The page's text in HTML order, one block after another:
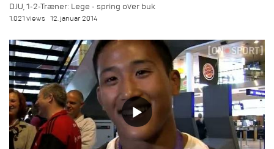
DJU, 1-2-Træner: Lege - spring over buk
1.021 views 12. januar 2014